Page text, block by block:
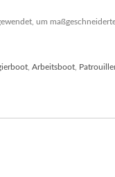
um
Arbeitsboot